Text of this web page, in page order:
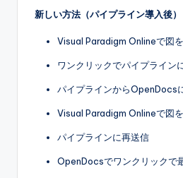
新しい方法（パイプライン導入後）
Visual Paradigm Onlineで図
ワンクリックでパイプライン
パイプラインからOpenDocs
Visual Paradigm Onlineで図
パイプラインに再送信
OpenDocsでワンクリックで